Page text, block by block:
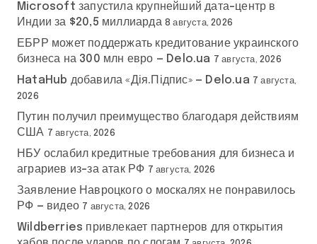
Microsoft запустила крупнейший дата-центр в
Индии за $20,5 миллиарда 8 августа, 2026
ЕБРР может поддержать кредитование украинского
бизнеса на 300 млн евро — Delo.ua 7 августа, 2026
HataHub добавила «Дія.Підпис» — Delo.ua 7 августа,
2026
Путин получил преимущество благодаря действиям
США 7 августа, 2026
НБУ ослабил кредитные требования для бизнеса и
аграриев из-за атак РФ 7 августа, 2026
Заявление Навроцкого о москалях не понравилось
РФ — видео 7 августа, 2026
Wildberries привлекает партнеров для открытия